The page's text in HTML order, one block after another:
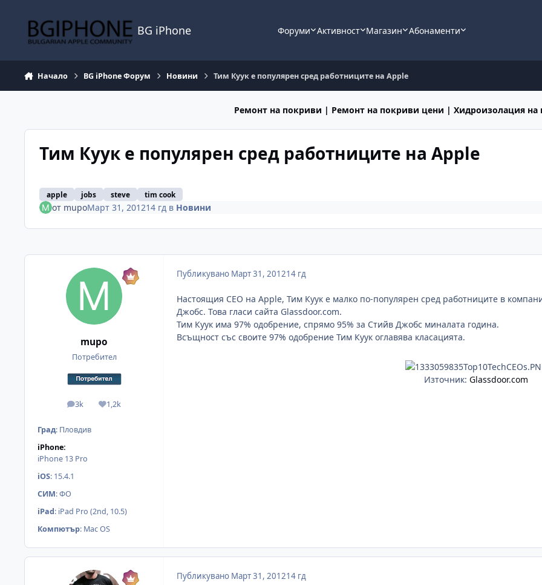
BG iPhone Форуми Активност Магазин Абонаменти
Начало BG iPhone Форум Новини Тим Куук е популярен сред работниците на Apple
Ремонт на покриви | Ремонт на покриви цени | Хидроизолация на
Тим Куук е популярен сред работниците на Apple
apple jobs steve tim cook
от mupoМарт 31, 201214 гдв Новини
mupo
Потребител
3k
мнения 1,2k
Reputation
Град: Пловдив
iPhone:
iPhone 13 Pro
iOS: 15.4.1
СИМ:ФО
iPad: iPad Pro (2nd, 10.5)
Компютър: Mac OS
Публикувано Март 31, 201214 гд
Настоящия CEO на Apple, Тим Куук е малко по-популярен сред работниците в
Джобс. Това гласи сайта Glassdoor.com.
Тим Куук има 97% одобрение, спрямо 95% за Стийв Джобс миналата година.
Всъщност със своите 97% одобрение Тим Куук оглавява класацията.
Източник: Glassdoor.com
Публикувано Март 31, 201214 гд